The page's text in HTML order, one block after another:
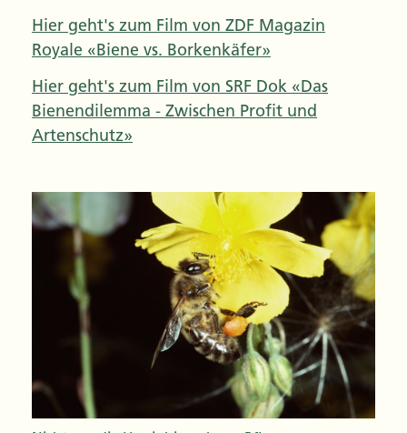
Hier geht's zum Film von ZDF Magazin
Royale «Biene vs. Borkenkäfer»
Hier geht's zum Film von SRF Dok «Das
Bienendilemma - Zwischen Profit und
Artenschutz»